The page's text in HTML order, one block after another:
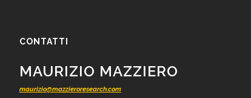
CONTATTI
MAURIZIO MAZZIERO
maurizio@mazzieroresearch.com